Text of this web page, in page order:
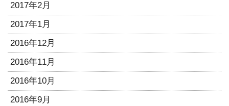
2017年2月
2017年1月
2016年12月
2016年11月
2016年10月
2016年9月